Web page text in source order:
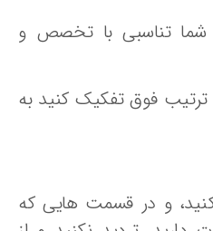
تناسبی با تخصص و
فوق تفکیک کنید به
و در قسمت هایی که